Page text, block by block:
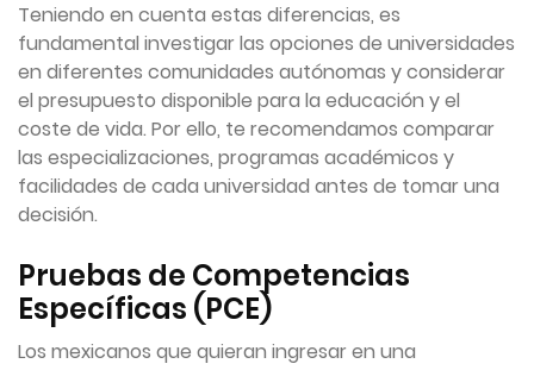
Teniendo en cuenta estas diferencias, es
fundamental investigar las opciones de universidades
en diferentes comunidades autónomas y considerar
el presupuesto disponible para la educación y el
coste de vida. Por ello, te recomendamos comparar
las especializaciones, programas académicos y
facilidades de cada universidad antes de tomar una
decisión.
Pruebas de Competencias
Específicas (PCE)
Los mexicanos que quieran ingresar en una